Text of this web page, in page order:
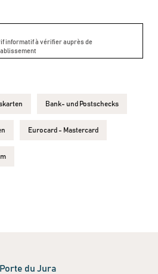
informatif à vérifier auprès de
Bank- und Postschecks
Eurocard - Mastercard
du Jura